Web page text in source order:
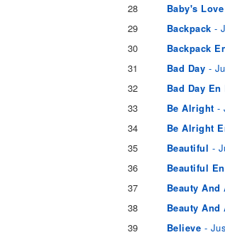
28
Baby's
29
Backpack-
30
Backpack
31
Bad Day -
32
Bad Day
33
Be Alright -
34
Be Alright
35
Beautiful -
36
Beautiful
37
Beauty And
38
Beauty And
39
Believe -